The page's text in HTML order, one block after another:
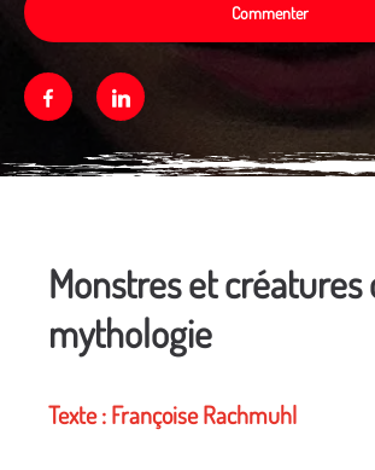
Commenter
FacebookLinkedin
Monstres et créatures
mythologie
Texte : Françoise Rachmuhl